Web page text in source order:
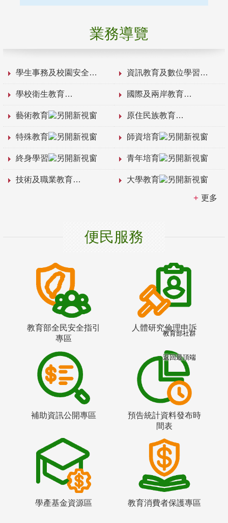
業務導覽
學生事務及校園安全 資訊教育及數位學習
學校衛生教育 國際及兩岸教育
藝術教育 原住民族教育
特殊教育 師資培育
終身學習 青年培育
技術及職業教育 大學教育
更多
便民服務
教育部全民安全指引
專區
人體研究倫理申訴
補助資訊公開專區
預告統計資料發布時
間表
學產基金資源區 教育消費者保護專區
教育部社群
返回最頂端